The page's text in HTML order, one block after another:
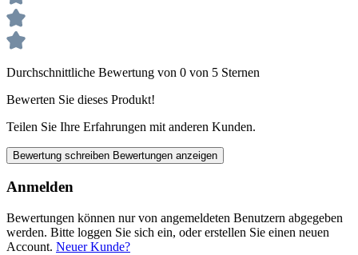
Durchschnittliche Bewertung von 0 von 5 Sternen
Bewerten Sie dieses Produkt!
Teilen Sie Ihre Erfahrungen mit anderen Kunden.
Bewertung schreiben Bewertungen anzeigen
Anmelden
Bewertungen können nur von angemeldeten Benutzern abgegeben
werden. Bitte loggen Sie sich ein, oder erstellen Sie einen neuen
Account. Neuer Kunde?